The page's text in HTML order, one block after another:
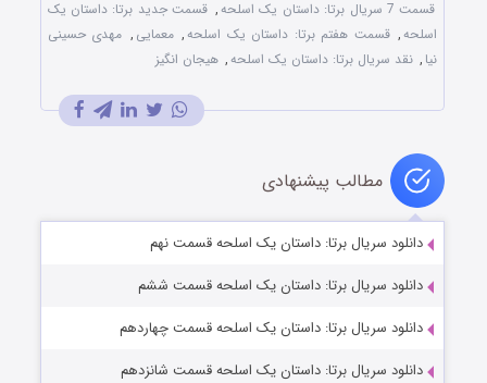
قسمت 7 سریال برتا: داستان یک اسلحه
, قسمت جدید برتا: داستان یک
اسلحه, قسمت هفتم برتا: داستان یک اسلحه, معمایی , مهدی حسینی
نیا , نقد سریال برتا: داستان یک اسلحه, هیجان انگیز
مطالب پیشنهادی
دانلود سریال برتا: داستان یک اسلحه قسمت نهم
دانلود سریال برتا: داستان یک اسلحه قسمت ششم
دانلود سریال برتا: داستان یک اسلحه قسمت چهاردهم
دانلود سریال برتا: داستان یک اسلحه قسمت شانزدهم